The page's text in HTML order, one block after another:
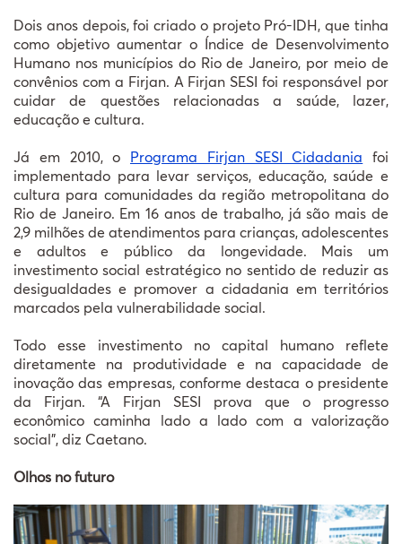
Dois anos depois, foi criado o projeto Pró-IDH, que tinha
como objetivo aumentar o Índice de Desenvolvimento
Humano nos municípios do Rio de Janeiro, por meio de
convênios com a Firjan. A Firjan SESI foi responsável por
cuidar de questões relacionadas a saúde, lazer,
educação e cultura.
Já em 2010, o Programa Firjan SESI Cidadania foi
implementado para levar serviços, educação, saúde e
cultura para comunidades da região metropolitana do
Rio de Janeiro. Em 16 anos de trabalho, já são mais de
2,9 milhões de atendimentos para crianças, adolescentes
e adultos e público da longevidade. Mais um
investimento social estratégico no sentido de reduzir as
desigualdades e promover a cidadania em territórios
marcados pela vulnerabilidade social.
Todo esse investimento no capital humano reflete
diretamente na produtividade e na capacidade de
inovação das empresas, conforme destaca o presidente
da Firjan. “A Firjan SESI prova que o progresso
econômico caminha lado a lado com a valorização
social”, diz Caetano.
Olhos no futuro